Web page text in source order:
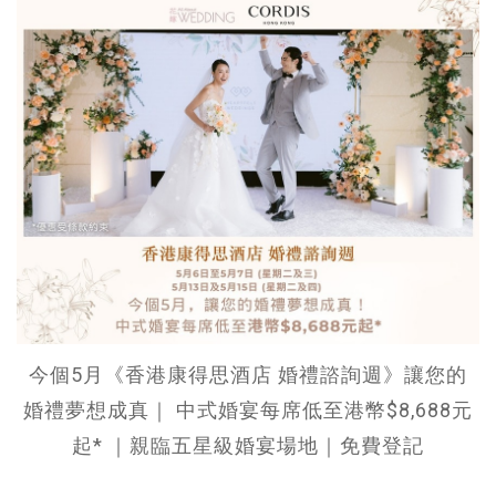
今個5月《香港康得思酒店 婚禮諮詢週》讓您的
婚禮夢想成真｜ 中式婚宴每席低至港幣$8,688元
起* ｜親臨五星級婚宴場地｜免費登記